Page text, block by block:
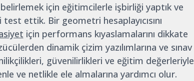
için eğitimcilerle işbirliği yaptık ve
ettik. Bir geometri hesaplayıcısını
için performans kıyaslamalarını dikkate
dinamik çizim yazılımlarına ve sınav
güvenilirlikleri ve eğitim değerleriyle
ve netlikle ele almalarına yardımcı olur.